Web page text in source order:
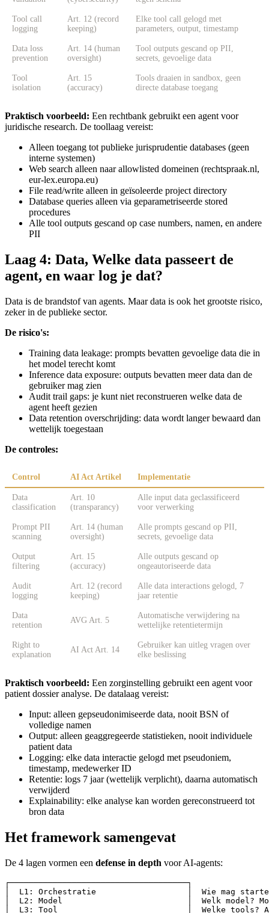
Tool call
logging
Art. 12 (record
keeping)
Elke tool call gelogd met
parameters, output, timestamp
Data loss
prevention
Art. 14 (human
oversight)
Tool outputs gescand op PII,
secrets, gevoelige data
Tool
isolation
Art. 15
(accuracy)
Tools draaien in sandbox, geen
directe database toegang
Praktisch voorbeeld: Een rechtbank gebruikt een agent voor
juridische research. De toollaag vereist:
Alleen toegang tot publieke jurisprudentie databases (geen
interne systemen)
Web search alleen naar allowlisted domeinen (rechtspraak.nl,
eur-lex.europa.eu)
File read/write alleen in geïsoleerde project directory
Database queries alleen via geparametriseerde stored
procedures
Alle tool outputs gescand op case numbers, namen, en andere
PII
Laag 4: Data, Welke data passeert de
agent, en waar log je dat?
Data is de brandstof van agents. Maar data is ook het grootste risico,
zeker in de publieke sector.
De risico's:
Training data leakage: prompts bevatten gevoelige data die in
het model terecht komt
Inference data exposure: outputs bevatten meer data dan de
gebruiker mag zien
Audit trail gaps: je kunt niet reconstrueren welke data de
agent heeft gezien
Data retention overschrijding: data wordt langer bewaard dan
wettelijk toegestaan
De controles:
Control AI Act Artikel Implementatie
Data
classification
Art. 10
(transparancy)
Alle input data geclassificeerd
voor verwerking
Prompt PII
scanning
Art. 14 (human
oversight)
Alle prompts gescand op PII,
secrets, gevoelige data
Output
filtering
Art. 15
(accuracy)
Alle outputs gescand op
ongeautoriseerde data
Audit
logging
Art. 12 (record
keeping)
Alle data interactions gelogd, 7
jaar retentie
Data
retention
AVG Art. 5
Automatische verwijdering na
wettelijke retentietermijn
Right to
explanation
AI Act Art. 14
Gebruiker kan uitleg vragen over
elke beslissing
Praktisch voorbeeld: Een zorginstelling gebruikt een agent voor
patient dossier analyse. De datalaag vereist:
Input: alleen gepseudonimiseerde data, nooit BSN of
volledige namen
Output: alleen geaggregeerde statistieken, nooit individuele
patient data
Logging: elke data interactie gelogd met pseudoniem,
timestamp, medewerker ID
Retentie: logs 7 jaar (wettelijk verplicht), daarna automatisch
verwijderd
Explainability: elke analyse kan worden gereconstrueerd tot
bron data
Het framework samengevat
De 4 lagen vormen een defense in depth voor AI-agents:
┌─────────────────────────────────────┐
│  L1: Orchestratie                   │  Wie mag
│  L2: Model                          │  Welk model?
│  L3: Tool                           │  Welke tools?